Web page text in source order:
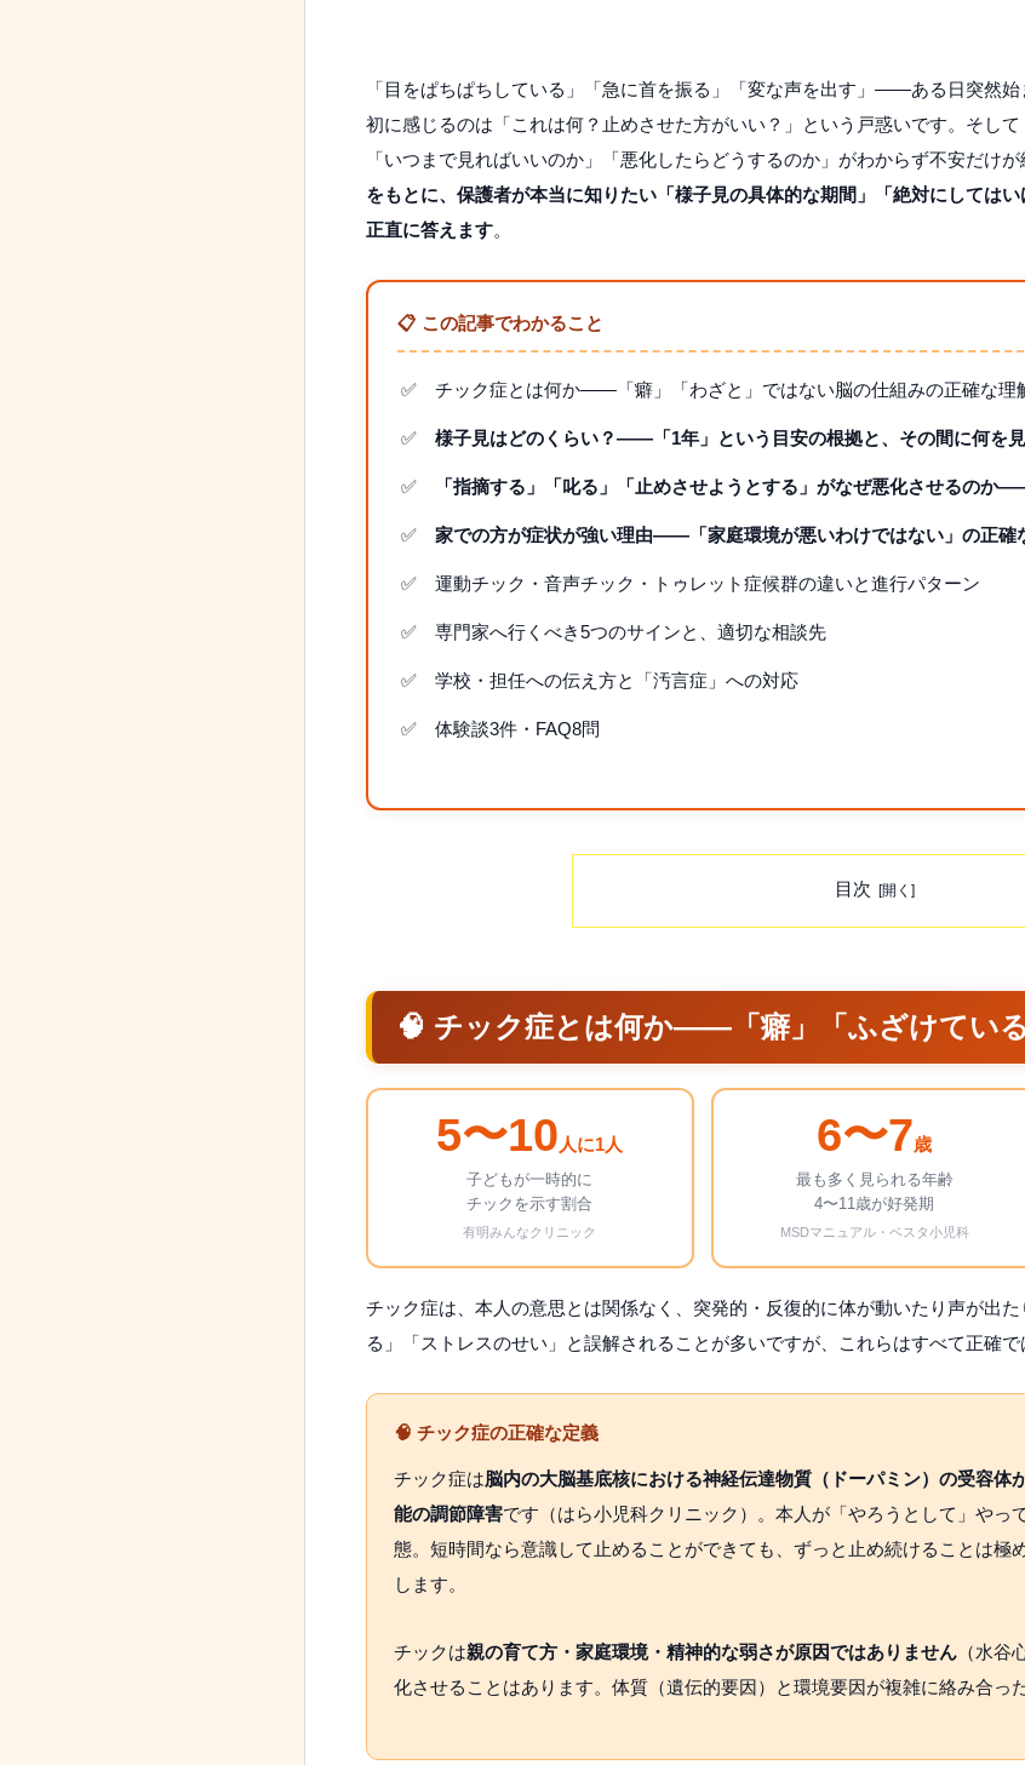
「目をぱちぱちしている」「急に首を振る」「変な声を出す」——ある日突然
初に感じるのは「これは何？止めさせた方がいい？」という戸惑いです。そし
「いつまで見ればいいのか」「悪化したらどうするのか」がわからず不安だけが
をもとに、保護者が本当に知りたい「様子見の具体的な期間」「絶対にしては
正直に答えます。
📋 この記事でわかること
チック症とは何か——「癖」「わざと」ではない脳の仕組みの正確な理
様子見はどのくらい？——「1年」という目安の根拠と、その間に何を
「指摘する」「叱る」「止めさせようとする」がなぜ悪化させるのか
家での方が症状が強い理由——「家庭環境が悪いわけではない」の正確
運動チック・音声チック・トゥレット症候群の違いと進行パターン
専門家へ行くべき5つのサインと、適切な相談先
学校・担任への伝え方と「汚言症」への対応
体験談3件・FAQ8問
目次
🧠 チック症とは何か——「癖」「ふざけてい
5〜10 人に1人
子どもが一時的に
チックを示す割合
有明みんなクリニック
6〜7歳
最も多く見られる年齢
4〜11歳が好発期
MSDマニュアル・ベスタ小児科
チック症は、本人の意思とは関係なく、突発的・反復的に体が動いたり声が出
る」「ストレスのせい」と誤解されることが多いですが、これらはすべて正確で
🧠 チック症の正確な定義
チック症は脳内の大脳基底核における神経伝達物質（ドーパミン）の受容体
能の調節障害です（はら小児科クリニック）。本人が「やろうとして」やっ
態。短時間なら意識して止めることができても、ずっと止め続けることは極
します。
チックは親の育て方・家庭環境・精神的な弱さが原因ではありません （水谷
化させることはあります。体質（遺伝的要因）と環境要因が複雑に絡み合っ